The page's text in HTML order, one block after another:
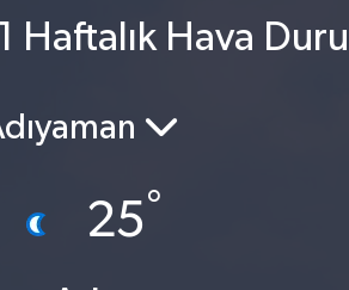
13.779
Haftalık Hava
25°